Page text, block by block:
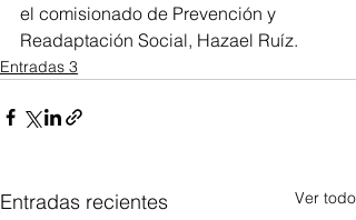
el comisionado de Prevención y
Readaptación Social, Hazael Ruíz.
Entradas 3
Entradas recientes Ver todo